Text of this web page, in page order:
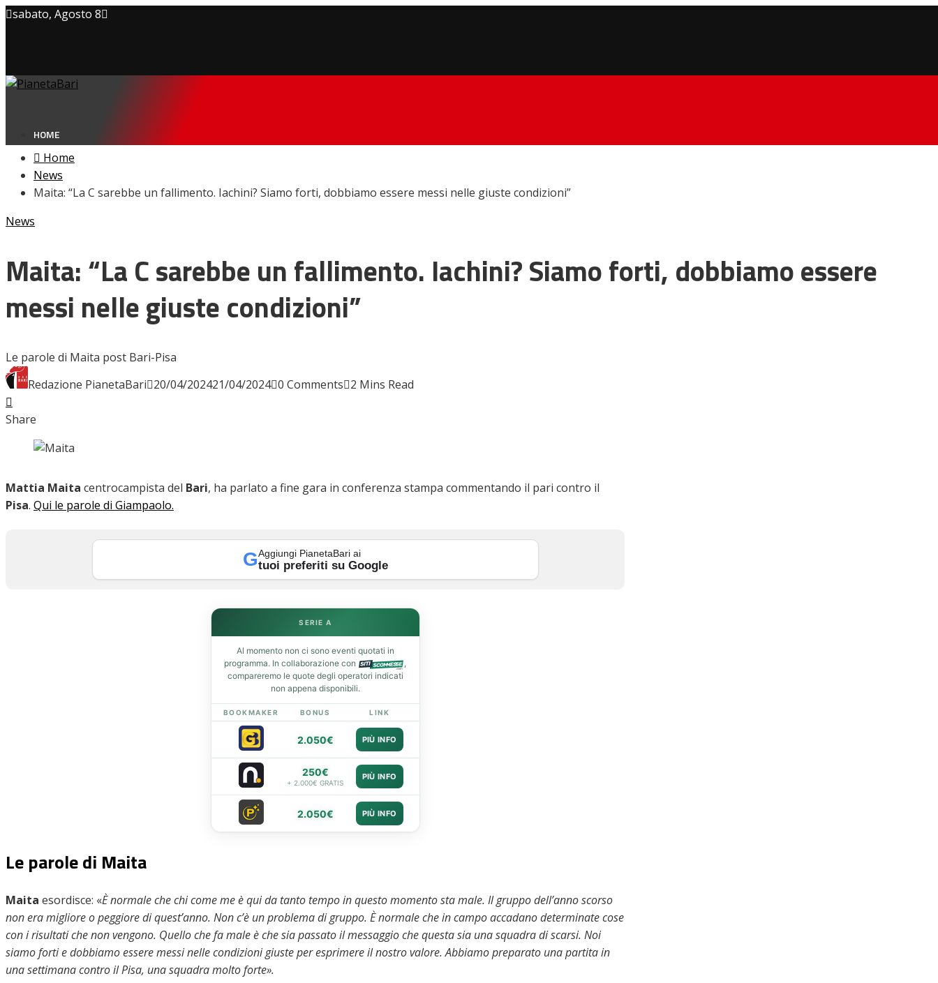
sabato, Agosto 8
Cookie Policy
HOME
NEWS
Giovanili
Le pagelle
Video
Home
News
Maita: “La C sarebbe un fallimento. Iachini? Siamo forti, dobbiamo essere messi nelle giuste condizioni”
News
Maita: “La C sarebbe un fallimento. Iachini? Siamo forti, dobbiamo essere
messi nelle giuste condizioni”
Le parole di Maita post Bari-Pisa
Redazione PianetaBari 20/04/202421/04/2024 0 Comments 2 Mins Read
Facebook
Twitter
LinkedIn
Pinterest
Share
Mattia Maita centrocampista del Bari, ha parlato a fine gara in conferenza stampa commentando il pari contro il
Pisa. Qui le parole di Giampaolo.
GAggiungi PianetaBari ai
tuoi preferiti su Google
SERIE A
Al momento non ci sono eventi quotati in
programma. In collaborazione con
,
compareremo le quote degli operatori indicati
non appena disponibili.
BOOKMAKER BONUS LINK
2.050€ PIÙ INFO
250€
+ 2.000€ GRATIS
PIÙ INFO
2.050€ PIÙ INFO
Le parole di Maita
Maita esordisce: «È normale che chi come me è qui da tanto tempo in questo momento sta male. Il gruppo dell’anno scorso
non era migliore o peggiore di quest’anno. Non c’è un problema di gruppo. È normale che in campo accadano determinate cose
con i risultati che non vengono. Quello che fa male è che sia passato il messaggio che questa sia una squadra di scarsi. Noi
siamo forti e dobbiamo essere messi nelle condizioni giuste per esprimere il nostro valore.Abbiamo preparato una partita in
una settimana contro il Pisa, una squadra molto forte».